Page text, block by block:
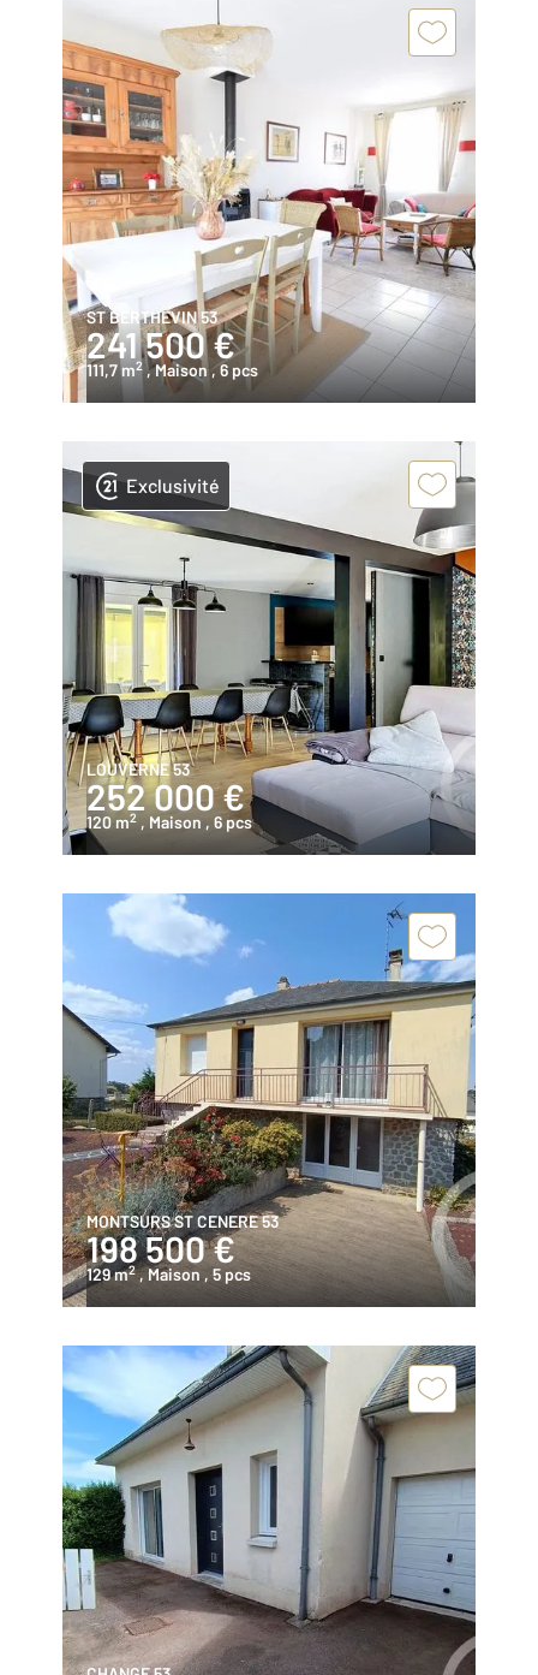
ST BERTHEVIN 53
241 500 €
111,7 m2 , Maison , 6 pcs
Exclusivité
LOUVERNE 53
252 000 €
120 m2 , Maison , 6 pcs
MONTSURS ST CENERE 53
198 500 €
129 m2 , Maison , 5 pcs